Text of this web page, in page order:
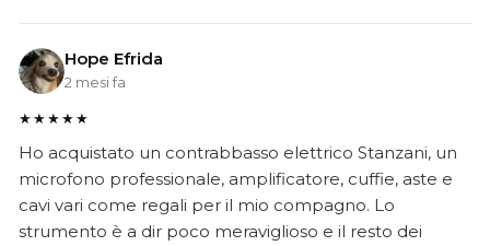
Hope Efrida
2 mesi fa
★★★★★
Ho acquistato un contrabbasso elettrico Stanzani, un
microfono professionale, amplificatore, cuffie, aste e
cavi vari come regali per il mio compagno. Lo
strumento è a dir poco meraviglioso e il resto dei